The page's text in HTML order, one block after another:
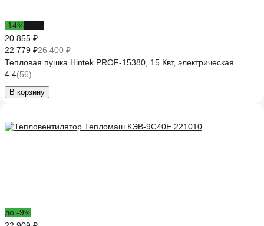
-14%
20 855 ₽
22 779 ₽26 400 ₽
Тепловая пушка Hintek PROF-15380, 15 Квт, электрическая
4.4(56)
В корзину
до -9%